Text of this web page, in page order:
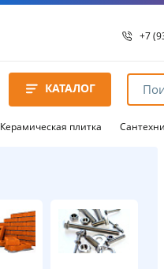
+7
8
8
КАТАЛОГ
Керамическая плитка